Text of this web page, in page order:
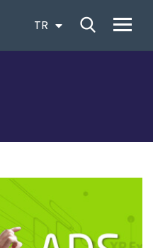
TR
EN